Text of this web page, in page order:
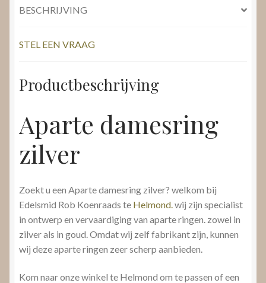
BESCHRIJVING
STEL EEN VRAAG
Productbeschrijving
Aparte damesring
zilver
Zoekt u een Aparte damesring zilver? welkom bij
Edelsmid Rob Koenraads te Helmond. wij zijn specialist
in ontwerp en vervaardiging van aparte ringen. zowel in
zilver als in goud. Omdat wij zelf fabrikant zijn, kunnen
wij deze aparte ringen zeer scherp aanbieden.
Kom naar onze winkel te Helmond om te passen of een